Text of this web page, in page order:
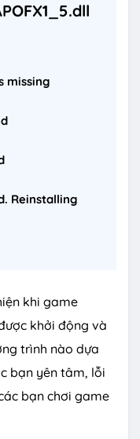
missing
Reinstalling
khi game
khởi động và
trình nào dựa
bạn yên tâm, lỗi
bạn chơi game